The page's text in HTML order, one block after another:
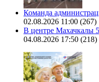
Команда
02.08.2026 11:00 (267)
В центре Махачкалы
04.08.2026 17:50 (218)